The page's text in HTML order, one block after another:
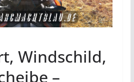
Windschild,
–